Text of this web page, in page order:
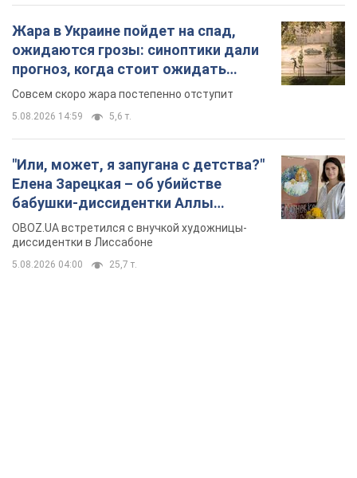
Жара в Украине пойдет на спад,
ожидаются грозы: синоптики дали
прогноз, когда стоит ожидать
изменения погоды
Совсем скоро жара постепенно отступит
5.08.2026 14:59 5,6 т.
"Или, может, я запугана с детства?"
Елена Зарецкая – об убийстве
бабушки-диссидентки Аллы
Горской, критике сына Стуса и
бегстве в Португалию с пятью
детьми
OBOZ.UA встретился с внучкой художницы-
диссидентки в Лиссабоне
5.08.2026 04:00 25,7 т.